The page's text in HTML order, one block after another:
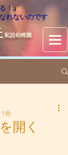
！』
れないのです
私設幼稚園
開く
1分